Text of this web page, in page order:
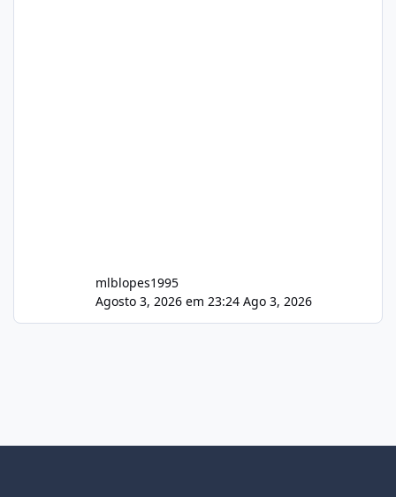
mlblopes1995
Agosto 3, 2026 em 23:24 Ago 3, 2026